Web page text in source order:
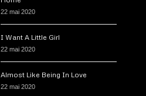
22 mai 2020
I Want A Little Girl
22 mai 2020
Almost Like Being In Love
22 mai 2020